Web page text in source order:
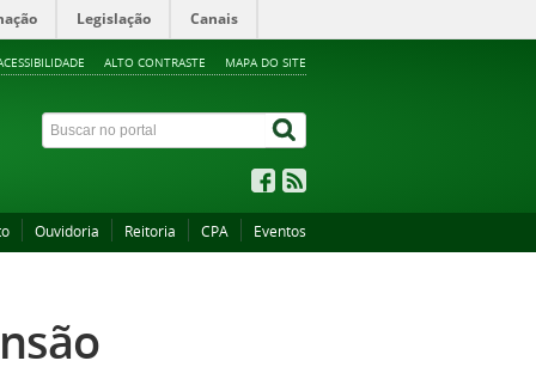
Legislação Canais
ALTO CONTRASTE MAPA DO SITE
Ouvidoria Reitoria CPA Eventos